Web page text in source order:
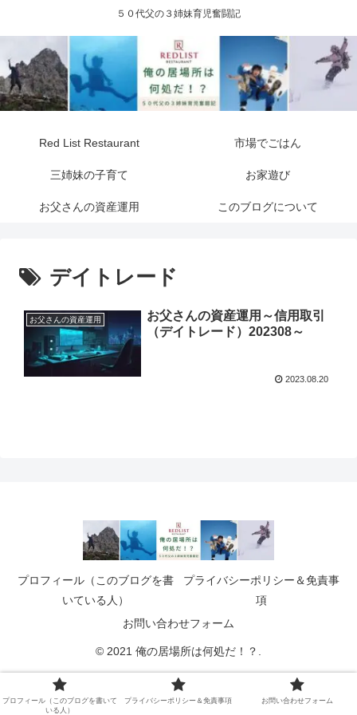
５０代父の３姉妹育児奮闘記
Red List Restaurant 市場でごはん
三姉妹の子育て お家遊び
お父さんの資産運用 このブログについて
デイトレード
お父さんの資産運用
お父さんの資産運用～信用取引
（デイトレード）202308～
2023.08.20
プロフィール（このブログを書
いている人）
プライバシーポリシー＆免責事
項
お問い合わせフォーム
© 2021 俺の居場所は何処だ！？.
プロフィール（このブログを書いて
いる人）
プライバシーポリシー＆免責事項 お問い合わせフォーム